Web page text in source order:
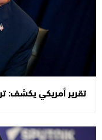
تقرير أمريكي يكشف: